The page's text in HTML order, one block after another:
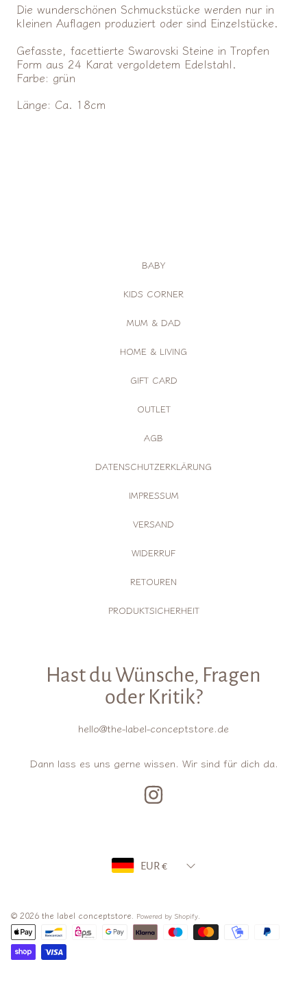
Die wunderschönen Schmuckstücke werden nur in
kleinen Auflagen produziert oder sind Einzelstücke.
Gefasste, facettierte Swarovski Steine in Tropfen
Form aus 24 Karat vergoldetem Edelstahl.
Farbe: grün
Länge: Ca. 18cm
BABY
KIDS CORNER
MUM & DAD
HOME & LIVING
GIFT CARD
OUTLET
AGB
DATENSCHUTZERKLÄRUNG
IMPRESSUM
VERSAND
WIDERRUF
RETOUREN
PRODUKTSICHERHEIT
Hast du Wünsche, Fragen
oder Kritik?
hello@the-label-conceptstore.de
Dann lass es uns gerne wissen. Wir sind für dich da.
© 2026 the label conceptstore. Powered by Shopify
Zahlungsarten
EUR €